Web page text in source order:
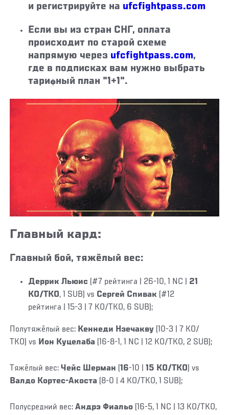
и регистрируйте на ufcfightpass.com
Если вы из стран СНГ, оплата
происходит по старой схеме
напрямую через ufcfightpass.com,
где в подписках вам нужно выбрать
тарифный план "1+1".
Главный кард:
Главный бой, тяжёлый вес:
Деррик Льюис (#7 рейтинга | 26-10, 1 NC | 21
КО/ТКО, 1 SUB) vs Сергей Спивак (#12
рейтинга |
15-3 | 7 КО/ТКО, 6 SUB);
Полутяжёлый вес: Кеннеди Нзечакву (10-3
| 7 КО/
ТКО) vs Ион Куцелаба (16-8-1, 1 NC | 12 КО/ТКО, 2 SUB);
Тяжёлый вес:Чейс Шерман (16-10 |15 КО/ТКО ) vs
Валдо Кортес-Акоста (8-0 | 4 KO/TKO, 1 SUB);
Полусредний вес:Андрэ Фиальо (16-5, 1 NC | 13 KO/TKO,